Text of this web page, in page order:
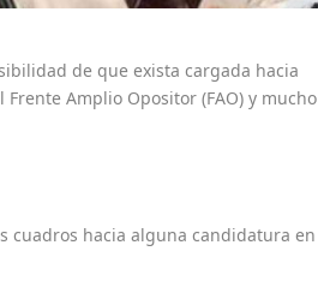
de que exista cargada hacia
Amplio Opositor (FAO) y mucho
cuadros hacia alguna candidatura en